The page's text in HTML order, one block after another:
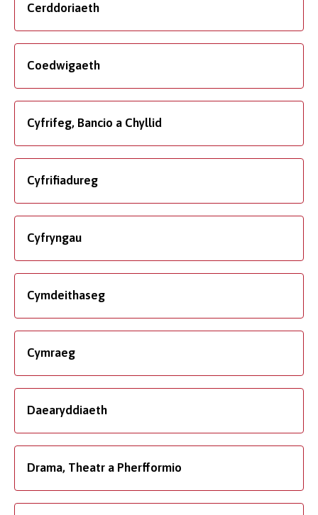
Cerddoriaeth
Coedwigaeth
Cyfrifeg, Bancio a Chyllid
Cyfrifiadureg
Cyfryngau
Cymdeithaseg
Cymraeg
Daearyddiaeth
Drama, Theatr a Pherfformio